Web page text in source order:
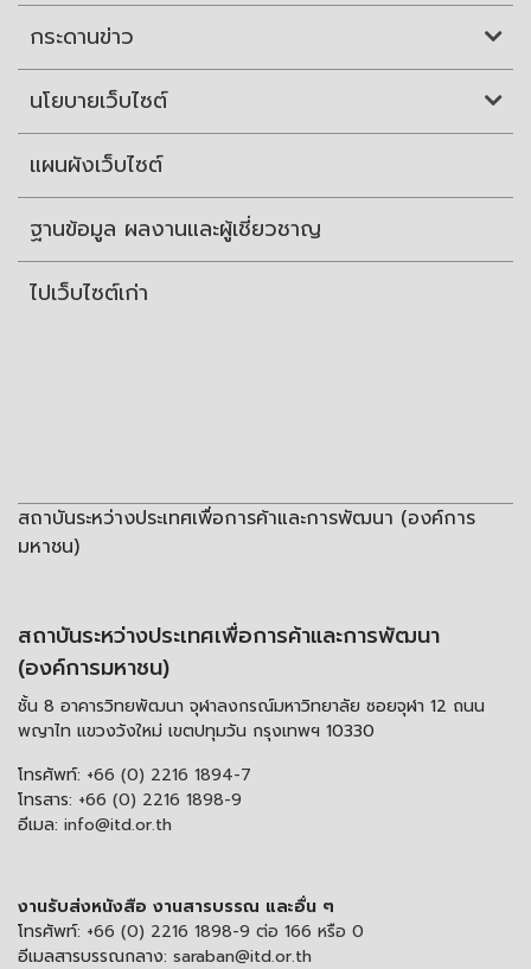
กระดานข่าว
นโยบายเว็บไซต์
แผนผังเว็บไซต์
ฐานข้อมูล ผลงานและผู้เชี่ยวชาญ
ไปเว็บไซต์เก่า
สถาบันระหว่างประเทศเพื่อการค้าและการพัฒนา (องค์การ
มหาชน)
สถาบันระหว่างประเทศเพื่อการค้าและการพัฒนา
(องค์การมหาชน)
ชั้น 8 อาคารวิทยพัฒนา จุฬาลงกรณ์มหาวิทยาลัย ซอยจุฬา 12 ถนน
พญาไท แขวงวังใหม่ เขตปทุมวัน กรุงเทพฯ 10330
โทรศัพท์: +66 (0) 2216 1894-7
โทรสาร: +66 (0) 2216 1898-9
อีเมล: info@itd.or.th
งานรับส่งหนังสือ งานสารบรรณ และอื่น ๆ
โทรศัพท์: +66 (0) 2216 1898-9 ต่อ 166 หรือ 0
อีเมลสารบรรณกลาง: saraban@itd.or.th